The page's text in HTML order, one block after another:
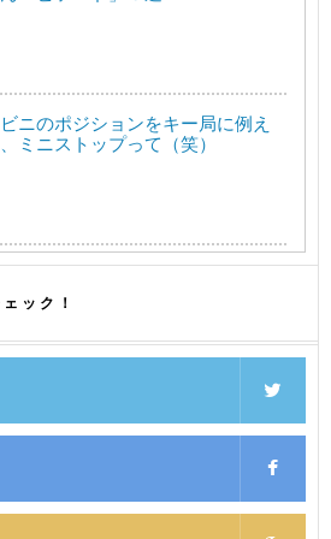
ニのポジションをキー局に例え
ミニストップって（笑）
ック！